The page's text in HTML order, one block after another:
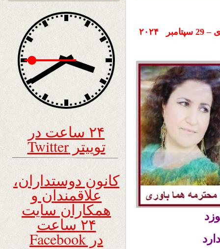
۲۴ ساعت در
توییتر Twitter
کانون دوستداران،
علاقمندان و
همکاران سایت
۲۴ ساعت
در Facebook